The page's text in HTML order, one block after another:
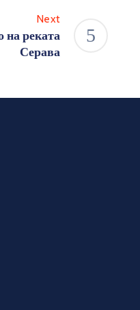
Next
на реката
Серава